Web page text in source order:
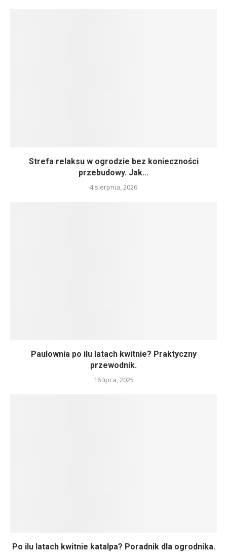
Strefa relaksu w ogrodzie bez konieczności
przebudowy. Jak...
4 sierpnia, 2026
Paulownia po ilu latach kwitnie? Praktyczny
przewodnik.
16 lipca, 2025
Po ilu latach kwitnie katalpa? Poradnik dla ogrodnika.